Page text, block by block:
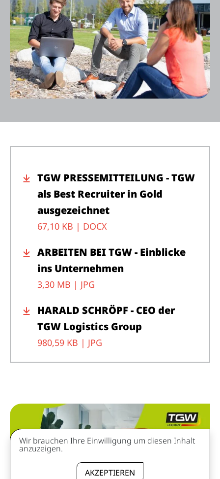
TGW PRESSEMITTEILUNG - TGW
als Best Recruiter in Gold
ausgezeichnet
67,10 KB | DOCX
ARBEITEN BEI TGW - Einblicke
ins Unternehmen
3,30 MB | JPG
HARALD SCHRÖPF - CEO der
TGW Logistics Group
980,59 KB | JPG
Wir brauchen Ihre Einwilligung um diesen Inhalt
anzuzeigen.
AKZEPTIEREN